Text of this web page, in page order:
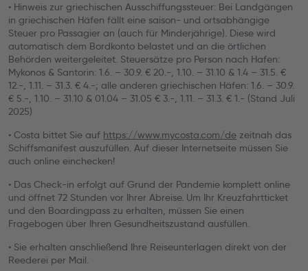
• Hinweis zur griechischen Ausschiffungssteuer: Bei Landgängen
in griechischen Häfen fällt eine saison- und ortsabhängige
Steuer pro Passagier an (auch für Minderjährige). Diese wird
automatisch dem Bordkonto belastet und an die örtlichen
Behörden weitergeleitet. Steuersätze pro Person nach Hafen:
Mykonos & Santorin: 1.6. – 30.9. € 20.-, 1.10. – 31.10 & 1.4 – 31.5. €
12.-, 1.11. – 31.3. € 4.-; alle anderen griechischen Häfen: 1.6. – 30.9.
€ 5.-, 1.10. – 31.10 & 01.04 – 31.05 € 3.-, 1.11. – 31.3. € 1.- (Stand Juli
2025)
• Costa bittet Sie auf https://www.mycosta.com/de zeitnah das
Schiffsmanifest auszufüllen. Auf dieser Internetseite müssen Sie
auch online einchecken!
• Das Check-in erfolgt auf Grund der Pandemie komplett online
und öffnet 72 Stunden vor Ihrer Abreise. Um Ihr Kreuzfahrtticket
und den Boardingpass zu erhalten, müssen Sie einen
Fragebogen über Ihren Gesundheitszustand ausfüllen.
• Sie erhalten anschließend Ihre Reiseunterlagen direkt von der
Reederei per Mail.